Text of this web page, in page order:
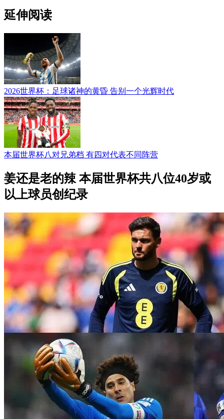
延伸阅读
2026世界杯：足球诸神的黄昏 告别一个光辉时代
本届世界杯八对兄弟档 有四对代表不同阵营
姜还是老的辣 本届世界杯共八位40岁或
以上球员创纪录